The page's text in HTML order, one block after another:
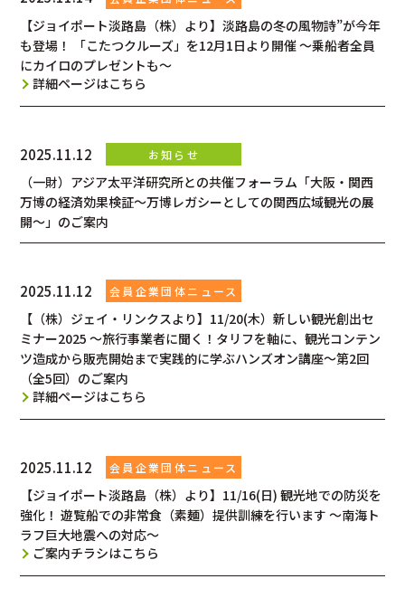
【ジョイポート淡路島（株）より】淡路島の冬の風物詩”が今年
も登場！ 「こたつクルーズ」を12月1日より開催 ～乗船者全員
にカイロのプレゼントも～
詳細ページはこちら
2025.11.12
（一財）アジア太平洋研究所との共催フォーラム「大阪・関西
万博の経済効果検証～万博レガシーとしての関西広域観光の展
開～」のご案内
2025.11.12
【（株）ジェイ・リンクスより】11/20(木）新しい観光創出セ
ミナー2025 ～旅行事業者に聞く！タリフを軸に、観光コンテン
ツ造成から販売開始まで実践的に学ぶハンズオン講座～第2回
（全5回）のご案内
詳細ページはこちら
2025.11.12
【ジョイポート淡路島（株）より】11/16(日) 観光地での防災を
強化！ 遊覧船での非常食（素麺）提供訓練を行います ～南海ト
ラフ巨大地震への対応～
ご案内チラシはこちら